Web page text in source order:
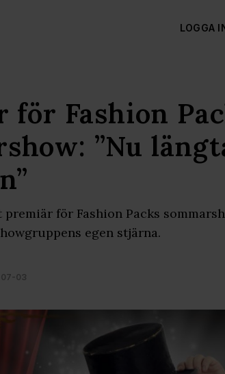
LOGGA
för Fashion
”Nu
premiär för Fashion Packs
egen stjärna.
03